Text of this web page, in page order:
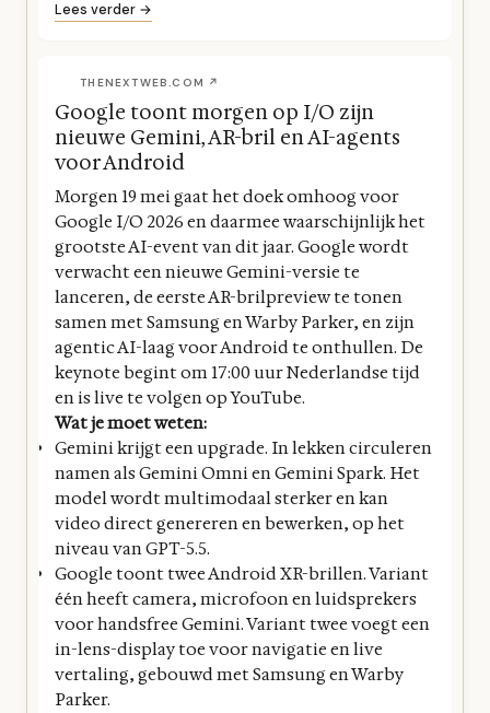
Lees verder →
THENEXTWEB.COM ↗
Google toont morgen op I/O zijn
nieuwe Gemini, AR-bril en AI-agents
voor Android
Morgen 19 mei gaat het doek omhoog voor
Google I/O 2026 en daarmee waarschijnlijk het
grootste AI-event van dit jaar. Google wordt
verwacht een nieuwe Gemini-versie te
lanceren, de eerste AR-brilpreview te tonen
samen met Samsung en Warby Parker, en zijn
agentic AI-laag voor Android te onthullen. De
keynote begint om 17:00 uur Nederlandse tijd
en is live te volgen op YouTube.
Wat je moet weten:
Gemini krijgt een upgrade. In lekken circuleren
namen als Gemini Omni en Gemini Spark. Het
model wordt multimodaal sterker en kan
video direct genereren en bewerken, op het
niveau van GPT-5.5.
Google toont twee Android XR-brillen. Variant
één heeft camera, microfoon en luidsprekers
voor handsfree Gemini. Variant twee voegt een
in-lens-display toe voor navigatie en live
vertaling, gebouwd met Samsung en Warby
Parker.